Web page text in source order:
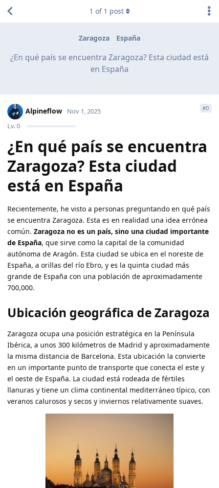
Zaragoza España
¿En qué país se encuentra Zaragoza? Esta ciudad está
en España
1 of 1 post
Alpineflow
Lv.0
Nov 1, 2025 #0
¿En qué país se encuentra
Zaragoza? Esta ciudad
está en España
Recientemente, he visto a personas preguntando en qué país
se encuentra Zaragoza. Esta es en realidad una idea errónea
común. Zaragoza no es un país, sino una ciudad importante
de España, que sirve como la capital de la comunidad
autónoma de Aragón. Esta ciudad se ubica en el noreste de
España, a orillas del río Ebro, y es la quinta ciudad más
grande de España con una población de aproximadamente
700,000.
Ubicación geográfica de Zaragoza
Zaragoza ocupa una posición estratégica en la Península
Ibérica, a unos 300 kilómetros de Madrid y aproximadamente
la misma distancia de Barcelona. Esta ubicación la convierte
en un importante punto de transporte que conecta el este y
el oeste de España. La ciudad está rodeada de fértiles
llanuras y tiene un clima continental mediterráneo típico, con
veranos calurosos y secos y inviernos relativamente suaves.